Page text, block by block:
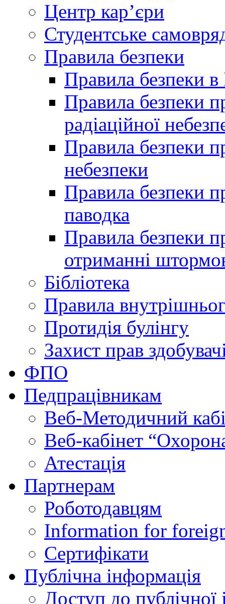
Центр кар’єри
Студентське
Правила безпеки
Правила безпеки в
Правила безпеки
радіаційної
Правила безпеки
небезпеки
Правила безпеки
паводка
Правила безпеки
отриманні
Бібліотека
Правила
Протидія булінгу
Захист прав
ФПО
Педпрацівникам
Веб-Методичний
Веб-кабінет
Атестація
Партнерам
Роботодавцям
Information for
Сертифікати
Публічна інформація
Доступ до публічної